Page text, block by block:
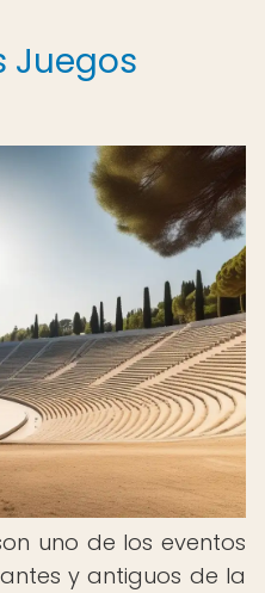
Juegos
uno de los eventos
y antiguos de la